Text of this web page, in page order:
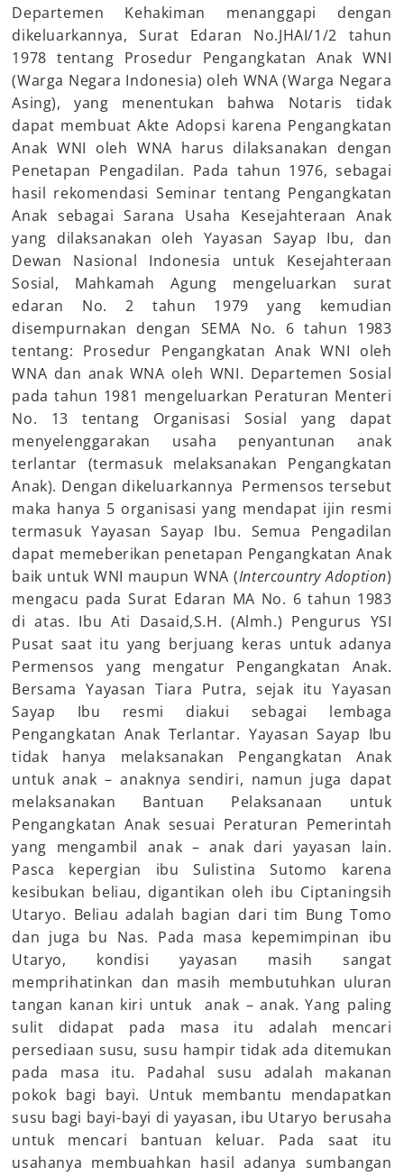
Departemen Kehakiman menanggapi dengan
dikeluarkannya, Surat Edaran No.JHAI/1/2 tahun
1978 tentang Prosedur Pengangkatan Anak WNI
(Warga Negara Indonesia) oleh WNA (Warga Negara
Asing), yang menentukan bahwa Notaris tidak
dapat membuat Akte Adopsi karena Pengangkatan
Anak WNI oleh WNA harus dilaksanakan dengan
Penetapan Pengadilan. Pada tahun 1976, sebagai
hasil rekomendasi Seminar tentang Pengangkatan
Anak sebagai Sarana Usaha Kesejahteraan Anak
yang dilaksanakan oleh Yayasan Sayap Ibu, dan
Dewan Nasional Indonesia untuk Kesejahteraan
Sosial, Mahkamah Agung mengeluarkan surat
edaran No. 2 tahun 1979 yang kemudian
disempurnakan dengan SEMA No. 6 tahun 1983
tentang: Prosedur Pengangkatan Anak WNI oleh
WNA dan anak WNA oleh WNI. Departemen Sosial
pada tahun 1981 mengeluarkan Peraturan Menteri
No. 13 tentang Organisasi Sosial yang dapat
menyelenggarakan usaha penyantunan anak
terlantar (termasuk melaksanakan Pengangkatan
Anak). Dengan dikeluarkannya Permensos tersebut
maka hanya 5 organisasi yang mendapat ijin resmi
termasuk Yayasan Sayap Ibu. Semua Pengadilan
dapat memeberikan penetapan Pengangkatan Anak
baik untuk WNI maupun WNA (Intercountry Adoption)
mengacu pada Surat Edaran MA No. 6 tahun 1983
di atas. Ibu Ati Dasaid,S.H. (Almh.) Pengurus YSI
Pusat saat itu yang berjuang keras untuk adanya
Permensos yang mengatur Pengangkatan Anak.
Bersama Yayasan Tiara Putra, sejak itu Yayasan
Sayap Ibu resmi diakui sebagai lembaga
Pengangkatan Anak Terlantar. Yayasan Sayap Ibu
tidak hanya melaksanakan Pengangkatan Anak
untuk anak – anaknya sendiri, namun juga dapat
melaksanakan Bantuan Pelaksanaan untuk
Pengangkatan Anak sesuai Peraturan Pemerintah
yang mengambil anak – anak dari yayasan lain.
Pasca kepergian ibu Sulistina Sutomo karena
kesibukan beliau, digantikan oleh ibu Ciptaningsih
Utaryo. Beliau adalah bagian dari tim Bung Tomo
dan juga bu Nas. Pada masa kepemimpinan ibu
Utaryo, kondisi yayasan masih sangat
memprihatinkan dan masih membutuhkan uluran
tangan kanan kiri untuk anak – anak. Yang paling
sulit didapat pada masa itu adalah mencari
persediaan susu, susu hampir tidak ada ditemukan
pada masa itu. Padahal susu adalah makanan
pokok bagi bayi. Untuk membantu mendapatkan
susu bagi bayi-bayi di yayasan, ibu Utaryo berusaha
untuk mencari bantuan keluar. Pada saat itu
usahanya membuahkan hasil adanya sumbangan